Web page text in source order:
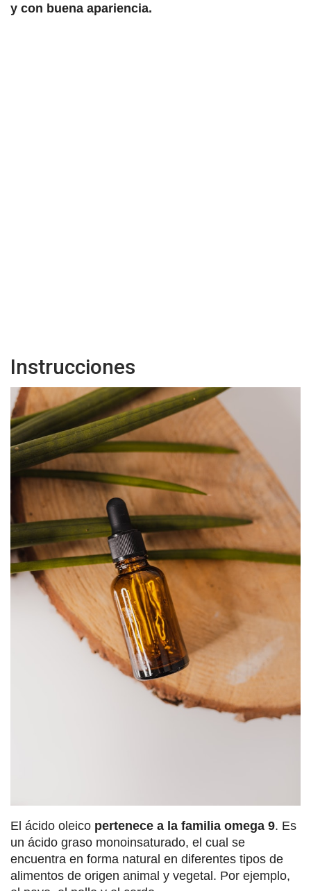
y con buena apariencia.
Instrucciones
El ácido oleico pertenece a la familia omega 9. Es
un ácido graso monoinsaturado, el cual se
encuentra en forma natural en diferentes tipos de
alimentos de origen animal y vegetal. Por ejemplo,